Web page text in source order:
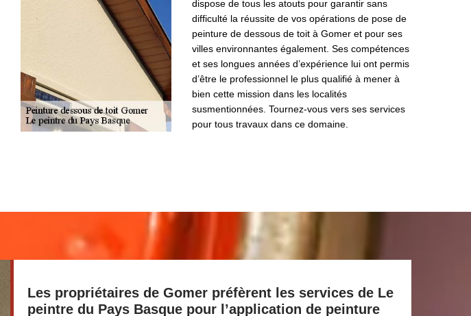
dispose de tous les atouts pour garantir sans
difficulté la réussite de vos opérations de pose de
peinture de dessous de toit à Gomer et pour ses
villes environnantes également. Ses compétences
et ses longues années d’expérience lui ont permis
d’être le professionnel le plus qualifié à mener à
bien cette mission dans les localités
susmentionnées. Tournez-vous vers ses services
pour tous travaux dans ce domaine.
Les propriétaires de Gomer préfèrent les services de Le
peintre du Pays Basque pour l’application de peinture